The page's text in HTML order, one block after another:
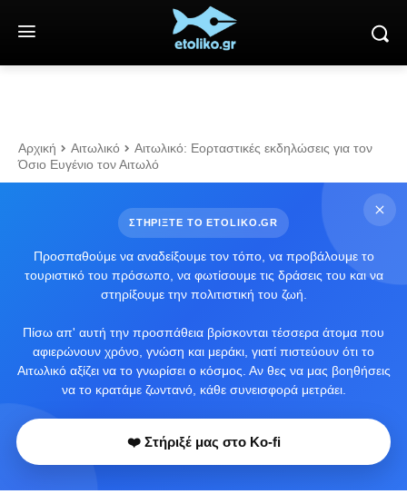
Αρχική Αιτωλικό
Αιτωλικό: Εορταστικές εκδηλώσεις για τον
Όσιο Ευγένιο τον Αιτωλό
ΣΤΗΡΙΞΤΕ ΤΟ ETOLIKO.GR
Προσπαθούμε να αναδείξουμε τον τόπο, να προβάλουμε το
τουριστικό του πρόσωπο, να φωτίσουμε τις δράσεις του και να
στηρίξουμε την πολιτιστική του ζωή.
Πίσω απ' αυτή την προσπάθεια βρίσκονται τέσσερα άτομα που
αφιερώνουν χρόνο, γνώση και μεράκι, γιατί πιστεύουν ότι το
Αιτωλικό αξίζει να το γνωρίσει ο κόσμος. Αν θες να μας βοηθήσεις
να το κρατάμε ζωντανό, κάθε συνεισφορά μετράει.
❤️ Στήριξέ μας στο Ko-fi